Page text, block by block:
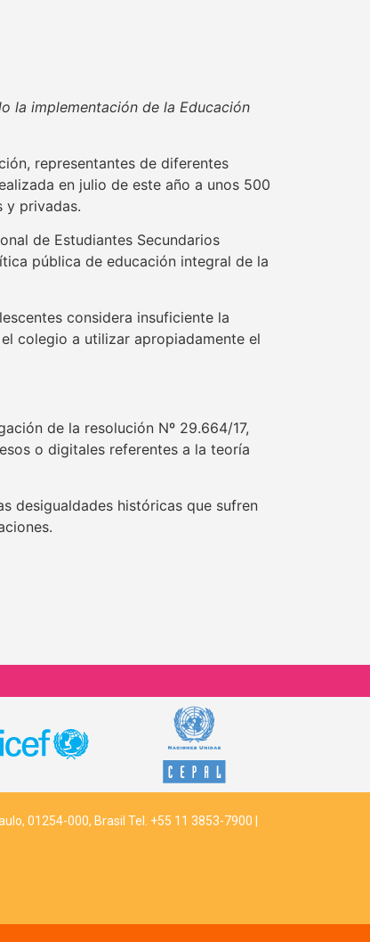
la implementación de la Educación
representantes de diferentes
en julio de este año a unos 500
y privadas.
de Estudiantes Secundarios
pública de educación integral de la
considera insuficiente la
colegio a utilizar apropiadamente el
de la resolución Nº 29.664/17,
o digitales referentes a la teoría
desigualdades históricas que sufren
01254-000, Brasil Tel. +55 11 3853-7900 |